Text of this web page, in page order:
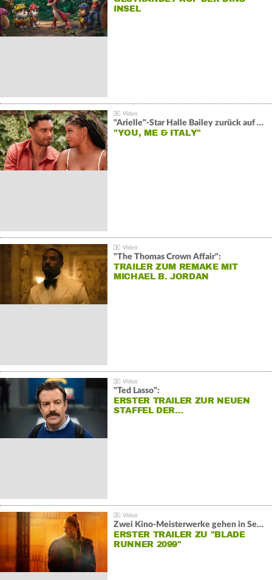
INSEL
"Arielle"-Star Halle Bailey zurück auf der Leinwand:
"YOU, ME & ITALY"
"The Thomas Crown Affair":
TRAILER ZUM REMAKE MIT
MICHAEL B. JORDAN
"Ted Lasso":
ERSTER TRAILER ZUR NEUEN
STAFFEL DER…
Zwei Kino-Meisterwerke gehen in Serie:
ERSTER TRAILER ZU "BLADE
RUNNER 2099"